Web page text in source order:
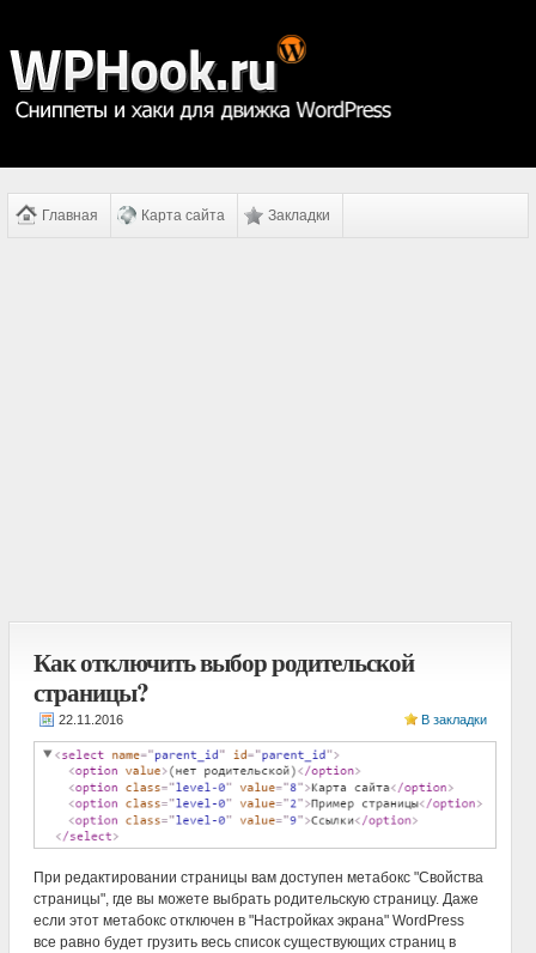
Главная Карта сайта Закладки
Как отключить выбор родительской
страницы?
В закладки
При редактировании страницы вам доступен метабокс "Свойства
страницы", где вы можете выбрать родительскую страницу. Даже
если этот метабокс отключен в "Настройках экрана" WordPress
все равно будет грузить весь список существующих страниц в